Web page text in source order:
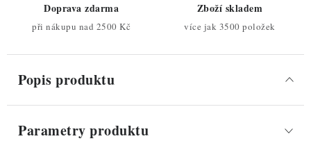
Doprava zdarma
při nákupu nad 2500 Kč
Zboží skladem
více jak 3500 položek
Popis produktu
Parametry produktu